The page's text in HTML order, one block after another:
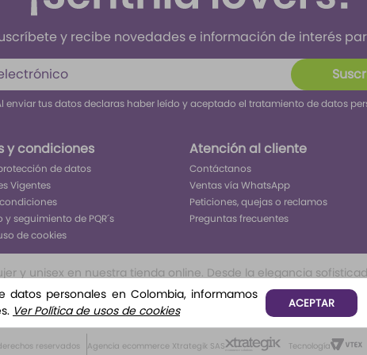
y recibe novedades e información de interés
enviar tus datos declaras haber leído y aceptado el tratamiento de datos
y condiciones
de datos
Vigentes
seguimiento de PQR´s
de cookies
Atención al cliente
Contáctanos
Ventas vía WhatsApp
Peticiones, quejas o reclamos
Preguntas frecuentes
y unisex en nuestra tienda online. Desde la elegancia
inolvidable. Encuentra tu aroma perfecto para cada ocasión,
o frutales te permitirá tener todo lo que buscar para ser el
reservados Agencia ecommerce Xtrategik SAS Tecnología
personales en Colombia, informamos
Ver Política de usos de cookies ACEPTAR